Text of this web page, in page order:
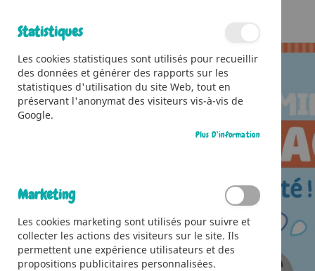
to
the
end
of
Statistiques
Les cookies statistiques sont utilisés pour recueillir
des données et générer des rapports sur les
statistiques d'utilisation du site Web, tout en
préservant l'anonymat des visiteurs vis-à-vis de
Google.
Plus D’information
Marketing
Les cookies marketing sont utilisés pour suivre et
collecter les actions des visiteurs sur le site. Ils
permettent une expérience utilisateurs et des
propositions publicitaires personnalisées.